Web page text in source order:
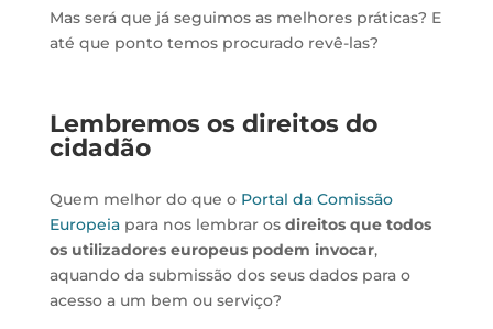
Mas será que já seguimos as melhores práticas? E
até que ponto temos procurado revê-las?
Lembremos os direitos do
cidadão
Quem melhor do que o Portal da Comissão
Europeiapara nos lembrar osdireitos que todos
os utilizadores europeus podem invocar,
aquando da submissão dos seus dados para o
acesso a um bem ou serviço?